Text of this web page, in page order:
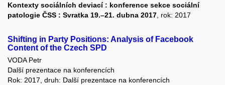
Kontexty sociálních deviací : konference sekce sociální
patologie ČSS : Svratka 19.–21. dubna 2017 , rok: 2017
Shifting in Party Positions: Analysis of Facebook
Content of the Czech SPD
VODA Petr
Další prezentace na konferencích
Rok: 2017, druh: Další prezentace na konferencích